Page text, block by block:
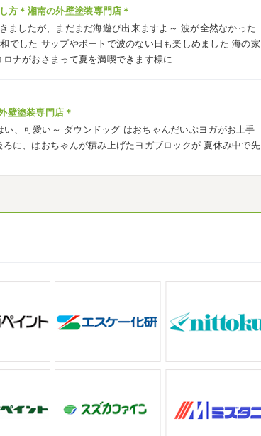
沢・寒川・茅ヶ崎・小田原外壁塗装専門店＊
はＧＷはいかがお過ごしですか？ 先日は娘と海沿いにある
に行ってきました今まではキックボード派だったので自転
・寒川・茅ヶ崎・小田原外壁塗装専門店＊
連休明けからのスタートでしたね!! 皆様連休はいかがお過ご
す
たね近所の公園も雪が積もっていて子供たちは大 ...
横浜・藤沢・寒川・小田原・茅ヶ崎外壁塗装専門店＊
申し上げます。 さて、株式会社大野建装では年末年始の休
方 ＊湘南の外壁塗装専門店＊
ましたが、まだまだ海遊び出来ますよ～ 波が全然なかった
でした サップやボートで波のない日も楽しめました 海の家
ロナがおさまって夏を満喫できます様に…
壁塗装専門店＊
、可愛い～ ダウンドッグ はおちゃんだいぶヨガがお上手
ろに、はおちゃんが積み上げたヨガブロックが 夏休み中で先
壁塗装専門店＊
寒かったです
日に 身体中が痒い!! チンクイが大量発生している ...
装専門店＊
ております 色々仕事が立て込みブログ更新出来ずでした
そうです マービスタでヨガからのスタート最高 ...
＊湘南の外壁塗装専門店＊